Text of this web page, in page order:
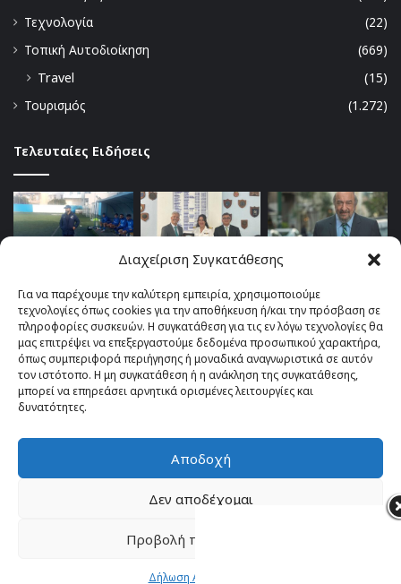
Διαχείριση Συγκατάθεσης
Για να παρέχουμε την καλύτερη εμπειρία, χρησιμοποιούμε
τεχνολογίες όπως cookies για την αποθήκευση ή/και την πρόσβαση σε
πληροφορίες συσκευών. Η συγκατάθεση για τις εν λόγω τεχνολογίες θα
μας επιτρέψει να επεξεργαστούμε δεδομένα προσωπικού χαρακτήρα,
όπως συμπεριφορά περιήγησης ή μοναδικά αναγνωριστικά σε αυτόν
τον ιστότοπο. Η μη συγκατάθεση ή η ανάκληση της συγκατάθεσης,
μπορεί να επηρεάσει αρνητικά ορισμένες λειτουργίες και
δυνατότητες.
Αποδοχή
Δεν αποδέχομαι
Προβολή προτιμήσεων
Δήλωση Απορρήτου
Τεχνολογία
(22)
Τοπική Αυτοδιοίκηση
(669)
Travel
(15)
Τουρισμός
(1.272)
Τελευταίες Ειδήσεις
© Copyright 2026, All Rights Reserved |TOP fm 102.4